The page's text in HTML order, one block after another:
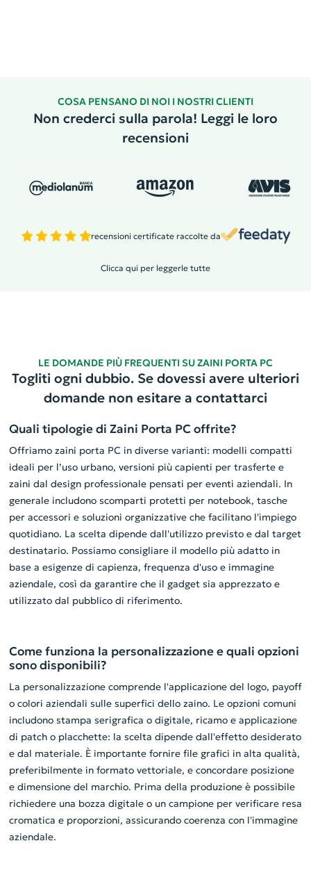
COSA PENSANO DI NOI I NOSTRI CLIENTI
Non crederci sulla parola! Leggi le loro
recensioni
recensioni certificate raccolte da
Clicca qui per leggerle tutte
LE DOMANDE PIÙ FREQUENTI SU ZAINI PORTA PC
Togliti ogni dubbio. Se dovessi avere ulteriori
domande non esitare a contattarci
Quali tipologie di Zaini Porta PC offrite?
Offriamo zaini porta PC in diverse varianti: modelli compatti
ideali per l’uso urbano, versioni più capienti per trasferte e
zaini dal design professionale pensati per eventi aziendali. In
generale includono scomparti protetti per notebook, tasche
per accessori e soluzioni organizzative che facilitano l'impiego
quotidiano. La scelta dipende dall'utilizzo previsto e dal target
destinatario. Possiamo consigliare il modello più adatto in
base a esigenze di capienza, frequenza d'uso e immagine
aziendale, così da garantire che il gadget sia apprezzato e
utilizzato dal pubblico di riferimento.
Come funziona la personalizzazione e quali opzioni
sono disponibili?
La personalizzazione comprende l'applicazione del logo, payoff
o colori aziendali sulle superfici dello zaino. Le opzioni comuni
includono stampa serigrafica o digitale, ricamo e applicazione
di patch o placchette: la scelta dipende dall'effetto desiderato
e dal materiale. È importante fornire file grafici in alta qualità,
preferibilmente in formato vettoriale, e concordare posizione
e dimensione del marchio. Prima della produzione è possibile
richiedere una bozza digitale o un campione per verificare resa
cromatica e proporzioni, assicurando coerenza con l'immagine
aziendale.